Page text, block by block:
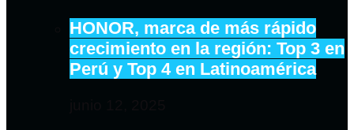
HONOR, marca de más rápido
crecimiento en la región: Top 3 en
Perú y Top 4 en Latinoamérica